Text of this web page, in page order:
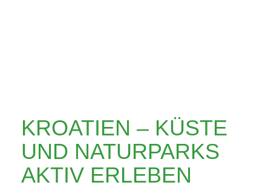
KROATIEN – KÜSTE
UND NATURPARKS
AKTIV ERLEBEN